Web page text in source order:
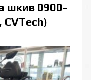
шкив 0900-